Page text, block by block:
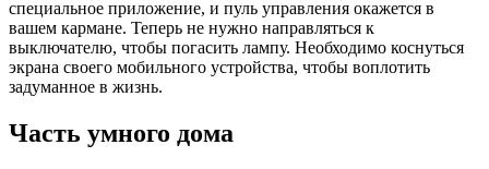
специальное приложение, и пуль управления окажется в
вашем кармане. Теперь не нужно направляться к
выключателю, чтобы погасить лампу. Необходимо коснуться
экрана своего мобильного устройства, чтобы воплотить
задуманное в жизнь.
Часть умного дома